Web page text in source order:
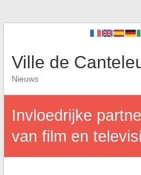
Ville de
Nieuws
Invloedrijke
van film en